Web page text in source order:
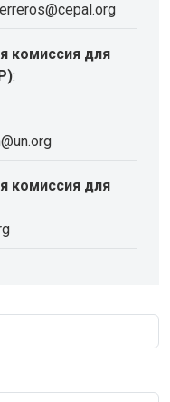
комиссия для
:
комиссия для